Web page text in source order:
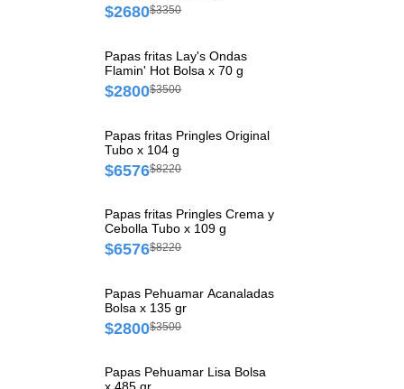
$2680$3350
Papas fritas Lay's Ondas
Flamin' Hot Bolsa x 70 g
$2800$3500
Papas fritas Pringles Original
Tubo x 104 g
$6576$8220
Papas fritas Pringles Crema y
Cebolla Tubo x 109 g
$6576$8220
Papas Pehuamar Acanaladas
Bolsa x 135 gr
$2800$3500
Papas Pehuamar Lisa Bolsa